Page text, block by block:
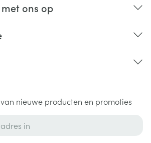
ons op
nieuwe producten en promoties